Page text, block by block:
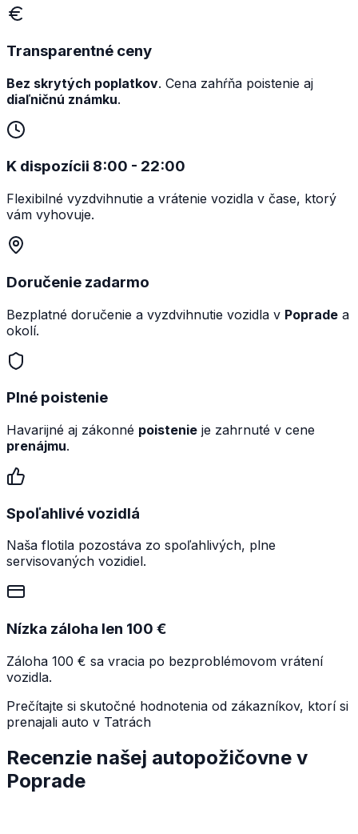
Transparentné ceny
Bez skrytých poplatkov. Cena zahŕňa poistenie aj
diaľničnú známku.
K dispozícii 8:00 - 22:00
Flexibilné vyzdvihnutie a vrátenie vozidla v čase, ktorý
vám vyhovuje.
Doručenie zadarmo
Bezplatné doručenie a vyzdvihnutie vozidla v Poprade a
okolí.
Plné poistenie
Havarijné aj zákonné poistenie je zahrnuté v cene
prenájmu.
Spoľahlivé vozidlá
Naša flotila pozostáva zo spoľahlivých, plne
servisovaných vozidiel.
Nízka záloha len 100 €
Záloha 100 € sa vracia po bezproblémovom vrátení
vozidla.
Prečítajte si skutočné hodnotenia od zákazníkov, ktorí si
prenajali auto v Tatrách
Recenzie našej autopožičovne v
Poprade